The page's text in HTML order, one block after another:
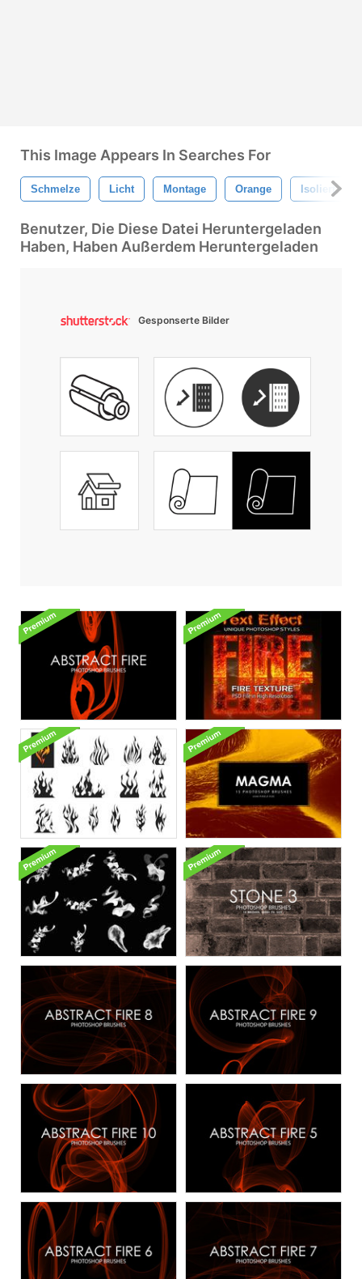
This Image Appears In Searches For
Schmelze Licht Montage Orange Isoliert
Benutzer, Die Diese Datei Heruntergeladen
Haben, Haben Außerdem Heruntergeladen
Gesponserte Bilder